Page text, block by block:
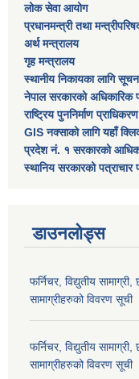
लोक सेवा आयोग
प्रधानमन्त्री तथा
अर्थ मन्त्रालय
गृह मन्त्रालय
स्थानीय निकायका लागि
नेपाल सरकारको अधिकारिक
राष्ट्रिय पुननिर्माण प्राधिकरण
GIS नक्साको लागि यहाँ
प्रदेश नं. १ सरकारको
स्थानिय सरकारको पत्राचार
डाउनलोड्स
फर्निचर, विद्युतीय
सामाग्रीहरुको विवरण सूची
फर्निचर, विद्युतीय
सामाग्रीहरुको विवरण सूची